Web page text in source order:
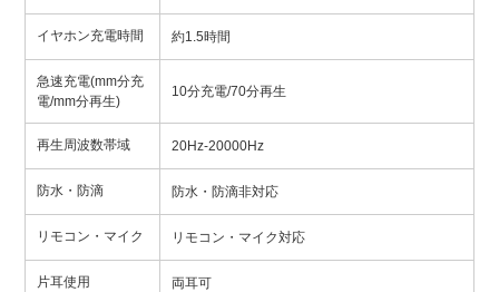
イヤホン充電時間 約1.5時間
急速充電(mm分充
電/mm分再生)
10分充電/70分再生
再生周波数帯域 20Hz-20000Hz
防水・防滴 防水・防滴非対応
リモコン・マイク リモコン・マイク対応
片耳使用 両耳可